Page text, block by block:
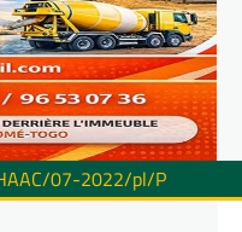
07-2022/pl/P